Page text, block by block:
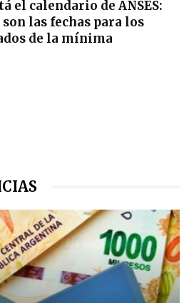
el calendario de ANSES:
son las fechas para los
de la mínima